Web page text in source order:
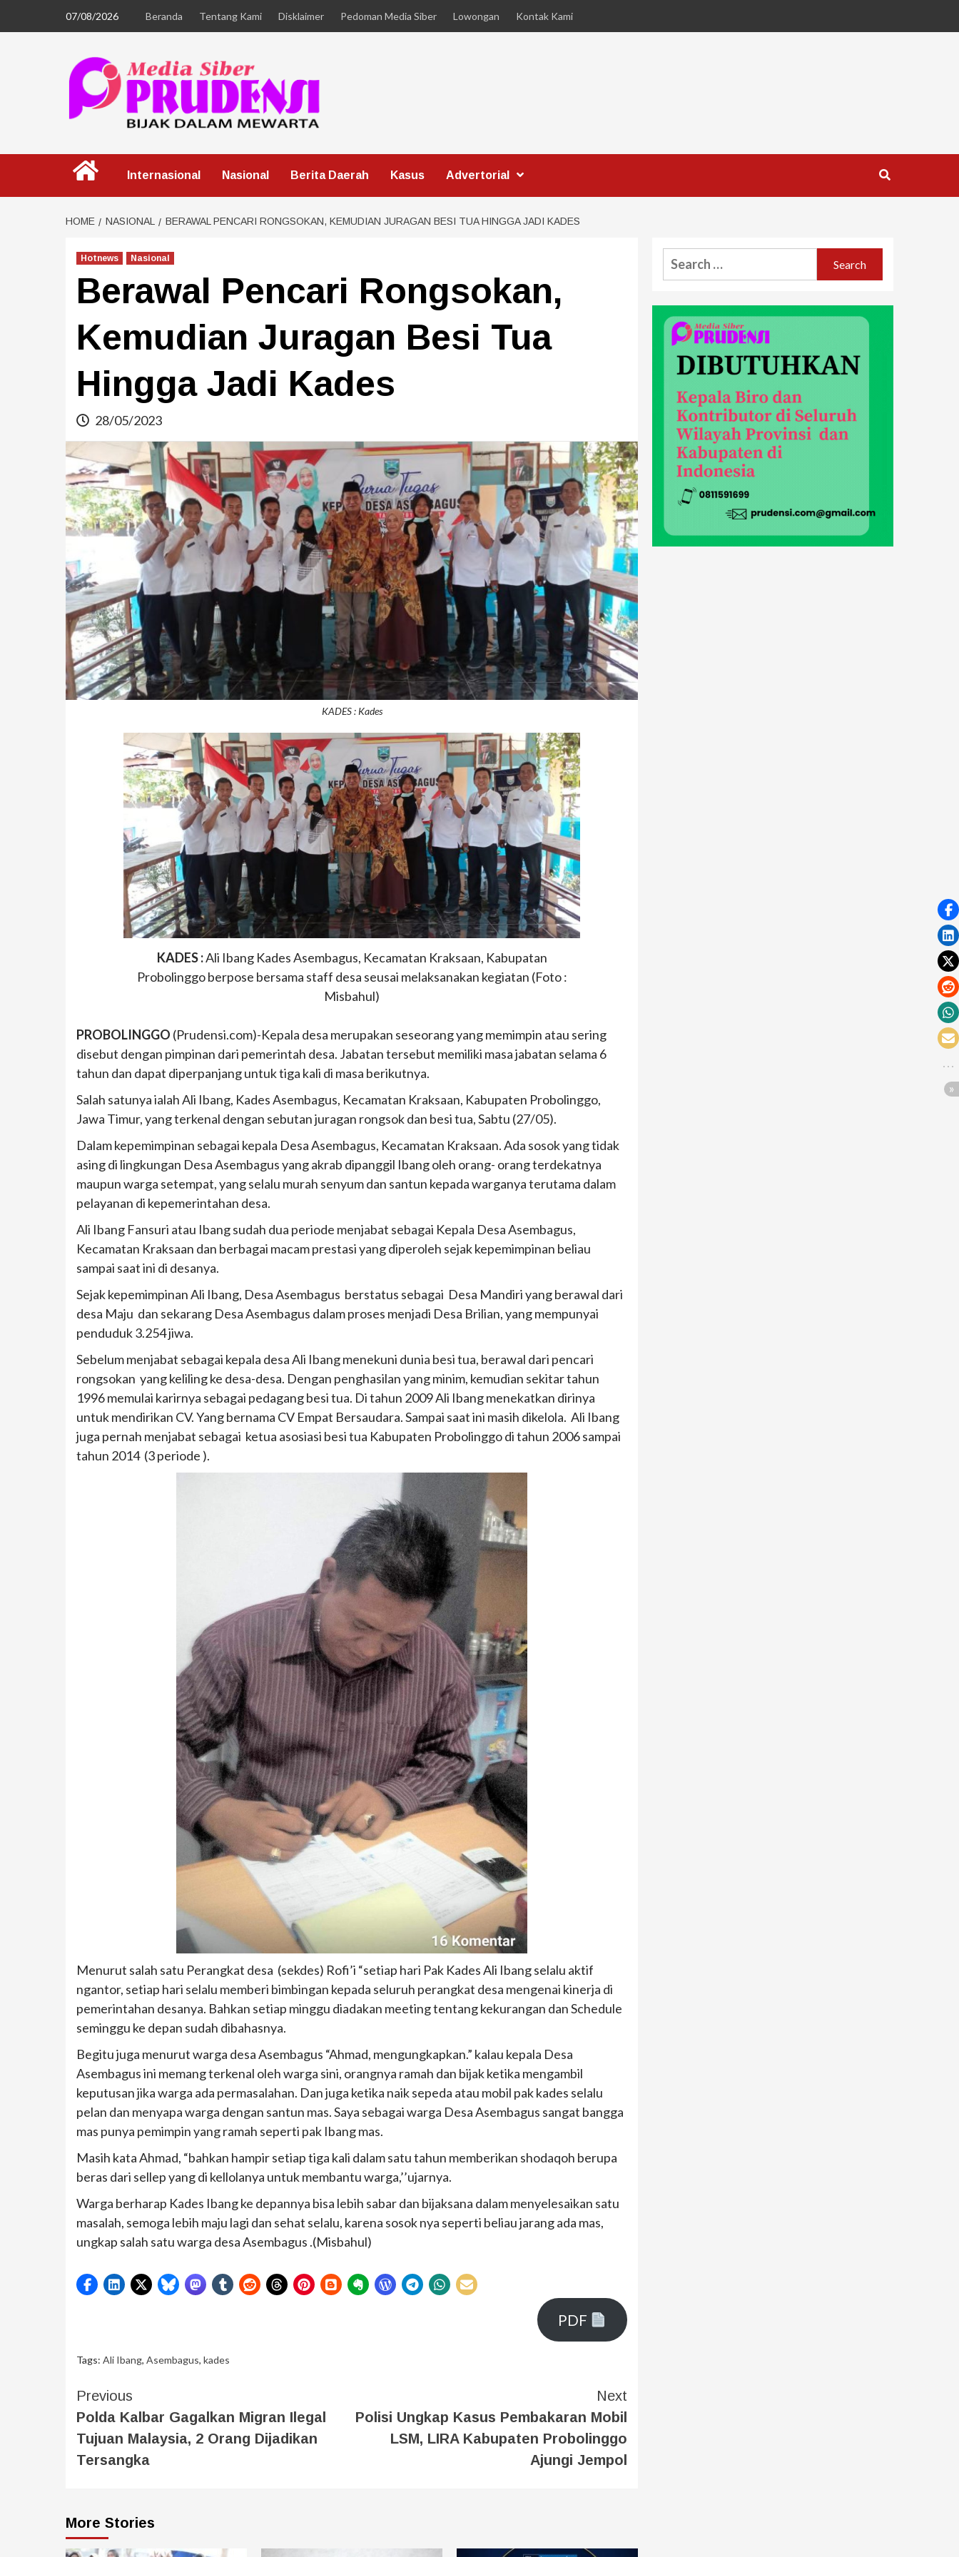
07/08/2026 Beranda Tentang Kami Disklaimer Pedoman Media Siber Lowongan Kontak Kami
Internasional Nasional Berita Daerah Kasus Advertorial
HOME NASIONAL BERAWAL PENCARI RONGSOKAN, KEMUDIAN JURAGAN BESI TUA HINGGA JADI KADES
Hotnews Nasional
Berawal Pencari Rongsokan,
Kemudian Juragan Besi Tua
Hingga Jadi Kades
28/05/2023
KADES : Kades
KADES :Ali Ibang Kades Asembagus, Kecamatan Kraksaan, Kabupatan
Probolinggo berpose bersama staff desa seusai melaksanakan kegiatan (Foto :
Misbahul)
PROBOLINGGO (Prudensi.com)-Kepala desa merupakan seseorang yang memimpin atau sering
disebut dengan pimpinan dari pemerintah desa. Jabatan tersebut memiliki masa jabatan selama 6
tahun dan dapat diperpanjang untuk tiga kali di masa berikutnya.
Salah satunya ialah Ali Ibang, Kades Asembagus, Kecamatan Kraksaan, Kabupaten Probolinggo,
Jawa Timur, yang terkenal dengan sebutan juragan rongsok dan besi tua, Sabtu (27/05).
Dalam kepemimpinan sebagai kepala Desa Asembagus, Kecamatan Kraksaan. Ada sosok yang tidak
asing di lingkungan Desa Asembagus yang akrab dipanggil Ibang oleh orang- orang terdekatnya
maupun warga setempat, yang selalu murah senyum dan santun kepada warganya terutama dalam
pelayanan di kepemerintahan desa.
Ali Ibang Fansuri atau Ibang sudah dua periode menjabat sebagai Kepala Desa Asembagus,
Kecamatan Kraksaan dan berbagai macam prestasi yang diperoleh sejak kepemimpinan beliau
sampai saat ini di desanya.
Sejak kepemimpinan Ali Ibang, Desa Asembagus berstatus sebagai Desa Mandiri yang berawal dari
desa Maju dan sekarang Desa Asembagus dalam proses menjadi Desa Brilian, yang mempunyai
penduduk 3.254 jiwa.
Sebelum menjabat sebagai kepala desa Ali Ibang menekuni dunia besi tua, berawal dari pencari
rongsokan yang keliling ke desa-desa. Dengan penghasilan yang minim, kemudian sekitar tahun
1996 memulai karirnya sebagai pedagang besi tua. Di tahun 2009 Ali Ibang menekatkan dirinya
untuk mendirikan CV. Yang bernama CV Empat Bersaudara. Sampai saat ini masih dikelola. Ali Ibang
juga pernah menjabat sebagai ketua asosiasi besi tua Kabupaten Probolinggo di tahun 2006 sampai
tahun 2014 (3 periode ).
Menurut salah satu Perangkat desa (sekdes) Rofi’i “setiap hari Pak Kades Ali Ibang selalu aktif
ngantor, setiap hari selalu memberi bimbingan kepada seluruh perangkat desa mengenai kinerja di
pemerintahan desanya. Bahkan setiap minggu diadakan meeting tentang kekurangan dan Schedule
seminggu ke depan sudah dibahasnya.
Begitu juga menurut warga desa Asembagus “Ahmad, mengungkapkan.” kalau kepala Desa
Asembagus ini memang terkenal oleh warga sini, orangnya ramah dan bijak ketika mengambil
keputusan jika warga ada permasalahan. Dan juga ketika naik sepeda atau mobil pak kades selalu
pelan dan menyapa warga dengan santun mas. Saya sebagai warga Desa Asembagus sangat bangga
mas punya pemimpin yang ramah seperti pak Ibang mas.
Masih kata Ahmad, “bahkan hampir setiap tiga kali dalam satu tahun memberikan shodaqoh berupa
beras dari sellep yang di kellolanya untuk membantu warga,’’ujarnya.
Warga berharap Kades Ibang ke depannya bisa lebih sabar dan bijaksana dalam menyelesaikan satu
masalah, semoga lebih maju lagi dan sehat selalu, karena sosok nya seperti beliau jarang ada mas,
ungkap salah satu warga desa Asembagus .(Misbahul)
PDF
Tags: Ali Ibang, Asembagus, kades
Previous
Polda Kalbar Gagalkan Migran Ilegal
Tujuan Malaysia, 2 Orang Dijadikan
Tersangka
Next
Polisi Ungkap Kasus Pembakaran Mobil
LSM, LIRA Kabupaten Probolinggo
Ajungi Jempol
More Stories